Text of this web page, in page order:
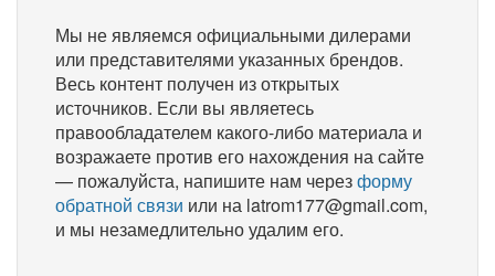
Мы не являемся официальными дилерами
или представителями указанных брендов.
Весь контент получен из открытых
источников. Если вы являетесь
правообладателем какого-либо материала и
возражаете против его нахождения на сайте
— пожалуйста, напишите нам черезформу
обратной связи или на latrom177@gmail.com,
и мы незамедлительно удалим его.